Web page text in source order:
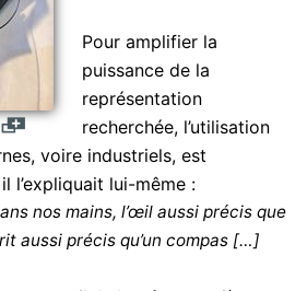
Pour amplifier la
puissance de la
représentation
recherchée, l’utilisation
voire industriels, est
l’expliquait lui-même :
nos mains, l’œil aussi précis que
aussi précis qu’un compas […]